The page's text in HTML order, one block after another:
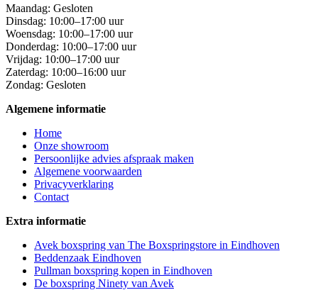
Maandag: Gesloten
Dinsdag: 10:00–17:00 uur
Woensdag: 10:00–17:00 uur
Donderdag: 10:00–17:00 uur
Vrijdag: 10:00–17:00 uur
Zaterdag: 10:00–16:00 uur
Zondag: Gesloten
Algemene informatie
Home
Onze showroom
Persoonlijke advies afspraak maken
Algemene voorwaarden
Privacyverklaring
Contact
Extra informatie
Avek boxspring van The Boxspringstore in Eindhoven
Beddenzaak Eindhoven
Pullman boxspring kopen in Eindhoven
De boxspring Ninety van Avek